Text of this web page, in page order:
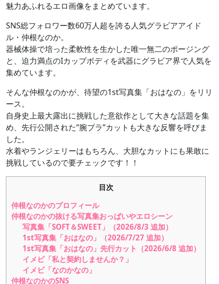
魅力あふれるエロ画像をまとめています。
SNS総フォロワー数60万人超を誇る人気グラビアアイド
ル・仲根なのか。
器械体操で培った柔軟性を生かした唯一無二のポージング
と、迫力満点のIカップボディを武器にグラビア界で人気を
集めています。
そんな仲根なのかが、待望の1st写真集「おはなの」をリリ
ース。
自身史上最大露出に挑戦した意欲作として大きな話題を集
め、先行公開された”腕ブラ”カットも大きな反響を呼びま
した。
水着やランジェリーはもちろん、大胆なカットにも果敢に
挑戦しているので要チェックです！！
目次
仲根なのかのプロフィール
仲根なのかの抜ける写真集おっぱいやエロシーン
写真集「SOFT＆SWEET」（2026/8/3 追加）
1st写真集「おはなの」（2026/7/27 追加）
1st写真集「おはなの」先行カット（2026/6/8 追加）
イメビ「私と契約しませんか？」
イメビ「なのかなの」
仲根なのかのSNS